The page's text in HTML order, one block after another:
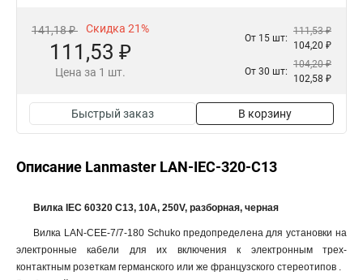
141,18 ₽ Скидка 21%
111,53 ₽
Цена за 1 шт.
От 15 шт:
111,53 ₽
104,20 ₽
От 30 шт:
104,20 ₽
102,58 ₽
Быстрый заказ В корзину
Описание Lanmaster LAN-IEC-320-C13
Вилка IEC 60320 C13, 10A, 250V, разборная, черная
Вилка LAN-CEE-7/7-180 Schuko предопределена для установки на
электронные кабели для их включения к электронным трех-
контактным розеткам германского или же французского стереотипов .